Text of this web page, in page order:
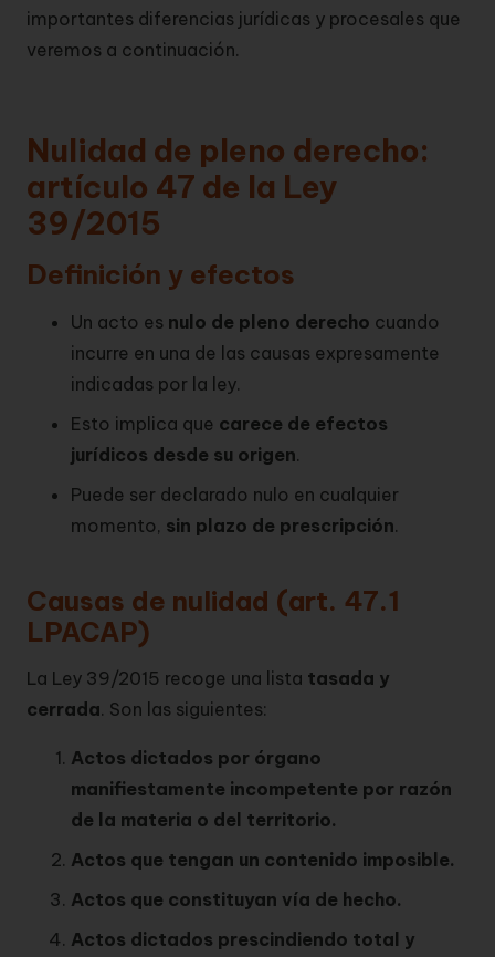
importantes diferencias jurídicas y procesales que
veremos a continuación.
Nulidad de pleno derecho:
artículo 47 de la Ley
39/2015
Definición y efectos
Un acto es nulo de pleno derecho cuando
incurre en una de las causas expresamente
indicadas por la ley.
Esto implica que carece de efectos
jurídicos desde su origen.
Puede ser declarado nulo en cualquier
momento, sin plazo de prescripción.
Causas de nulidad (art. 47.1
LPACAP)
La Ley 39/2015 recoge una lista tasada y
cerrada. Son las siguientes:
Actos dictados por órgano
manifiestamente incompetente por razón
de la materia o del territorio.
Actos que tengan un contenido imposible.
Actos que constituyan vía de hecho.
Actos dictados prescindiendo total y